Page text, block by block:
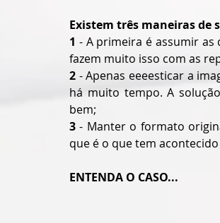
Existem três maneiras de
1 - A primeira é assumir as
fazem muito isso com as
2 - Apenas eeeesticar a
há muito tempo. A
bem;
3 - Manter o formato
que é o que tem
ENTENDA O CASO...